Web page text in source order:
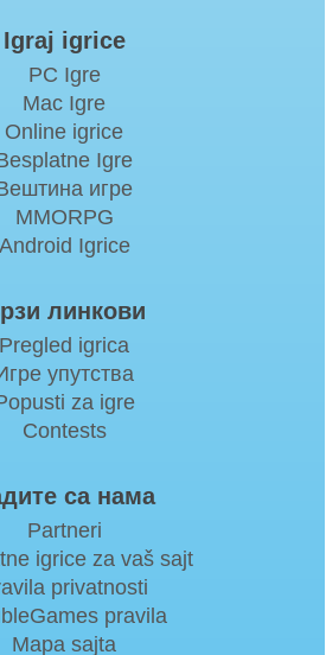
Igraj igrice
PC Igre
Mac Igre
Online igrice
Igre
игре
MMORPG
Android Igrice
линкови
Pregled igrica
упутства
za igre
Contests
са нама
Partneri
igrice za vaš sajt
privatnosti
pravila
Mapa sajta